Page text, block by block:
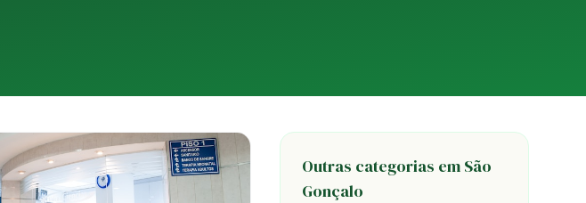
Outras categorias em São
Gonçalo